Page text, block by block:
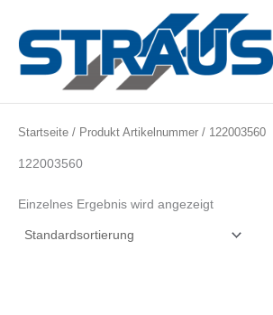
Inhalt
springen
Startseite / Produkt Artikelnummer / 122003560
122003560
Einzelnes Ergebnis wird angezeigt